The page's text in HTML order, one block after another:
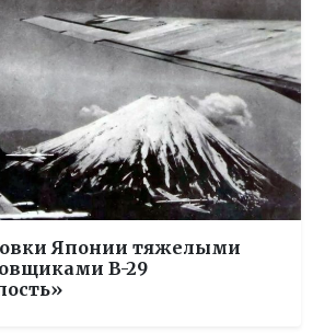
Японии тяжелыми
B-29